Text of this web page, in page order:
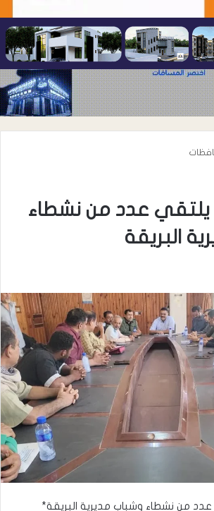
يلتقي عدد من نشطاء
البريقة
من نشطاء وشباب مديرية البريقة*